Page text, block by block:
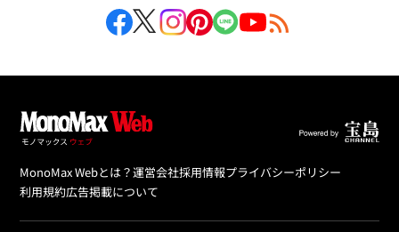
MonoMax Webとは？運営会社採用情報プライバシーポリシー
利用規約広告掲載について